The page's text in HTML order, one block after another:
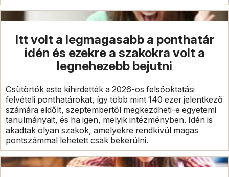
Itt volt a legmagasabb a ponthatár
idén és ezekre a szakokra volt a
legnehezebb bejutni
Csütörtök este kihirdették a 2026-os felsőoktatási
felvételi ponthatárokat, így több mint 140 ezer jelentkező
számára eldőlt, szeptembertől megkezdheti-e egyetemi
tanulmányait, és ha igen, melyik intézményben. Idén is
akadtak olyan szakok, amelyekre rendkívül magas
pontszámmal lehetett csak bekerülni.